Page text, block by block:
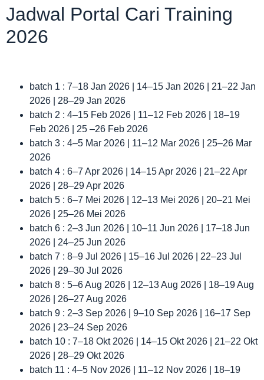
Jadwal Portal Cari Training
2026
batch 1 : 7–18 Jan 2026 | 14–15 Jan 2026 | 21–22 Jan
2026 | 28–29 Jan 2026
batch 2 : 4–15 Feb 2026 | 11–12 Feb 2026 | 18–19
Feb 2026 | 25 –26 Feb 2026
batch 3 : 4–5 Mar 2026 | 11–12 Mar 2026 | 25–26 Mar
2026
batch 4 : 6–7 Apr 2026 | 14–15 Apr 2026 | 21–22 Apr
2026 | 28–29 Apr 2026
batch 5 : 6–7 Mei 2026 | 12–13 Mei 2026 | 20–21 Mei
2026 | 25–26 Mei 2026
batch 6 : 2–3 Jun 2026 | 10–11 Jun 2026 | 17–18 Jun
2026 | 24–25 Jun 2026
batch 7 : 8–9 Jul 2026 | 15–16 Jul 2026 | 22–23 Jul
2026 | 29–30 Jul 2026
batch 8 : 5–6 Aug 2026 | 12–13 Aug 2026 | 18–19 Aug
2026 | 26–27 Aug 2026
batch 9 : 2–3 Sep 2026 | 9–10 Sep 2026 | 16–17 Sep
2026 | 23–24 Sep 2026
batch 10 : 7–18 Okt 2026 | 14–15 Okt 2026 | 21–22 Okt
2026 | 28–29 Okt 2026
batch 11 : 4–5 Nov 2026 | 11–12 Nov 2026 | 18–19